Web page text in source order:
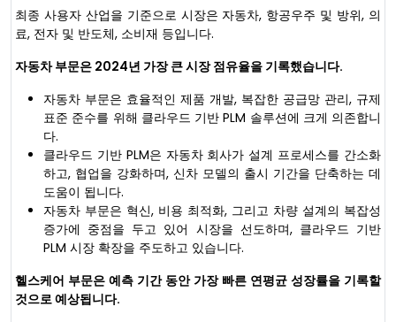
최종 사용자 산업을 기준으로 시장은 자동차, 항공우주 및 방위, 의
료, 전자 및 반도체, 소비재 등입니다.
자동차 부문은 2024년 가장 큰 시장 점유율을 기록했습니다.
자동차 부문은 효율적인 제품 개발, 복잡한 공급망 관리, 규제
표준 준수를 위해 클라우드 기반 PLM 솔루션에 크게 의존합니
다.
클라우드 기반 PLM은 자동차 회사가 설계 프로세스를 간소화
하고, 협업을 강화하며, 신차 모델의 출시 기간을 단축하는 데
도움이 됩니다.
자동차 부문은 혁신, 비용 최적화, 그리고 차량 설계의 복잡성
증가에 중점을 두고 있어 시장을 선도하며, 클라우드 기반
PLM 시장 확장을 주도하고 있습니다.
헬스케어 부문은 예측 기간 동안 가장 빠른 연평균 성장률을 기록할
것으로 예상됩니다.